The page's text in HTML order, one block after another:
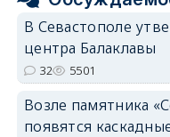
В Севастополе
центра Балаклавы
32 5501
Возле памятника
появятся